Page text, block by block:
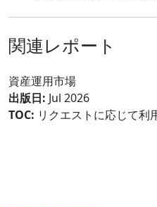
関連レポート
資産運用市場
出版日: Jul 2026
TOC: リクエストに応じて利